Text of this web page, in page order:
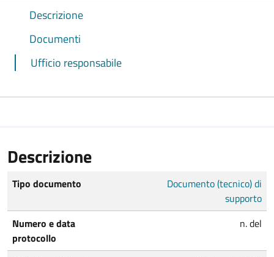
Descrizione
Documenti
Ufficio responsabile
Descrizione
Tipo documento
Documento (tecnico) di
supporto
Numero e data
protocollo
n. del